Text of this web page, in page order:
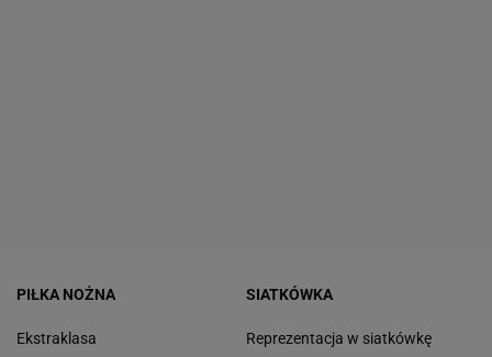
PIŁKA NOŻNA
Ekstraklasa
SIATKÓWKA
Reprezentacja w siatkówkę